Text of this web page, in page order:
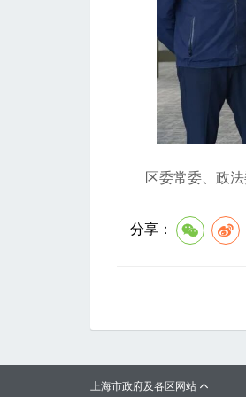
区委常委、政法
分享：
上海市政府及各区网站 